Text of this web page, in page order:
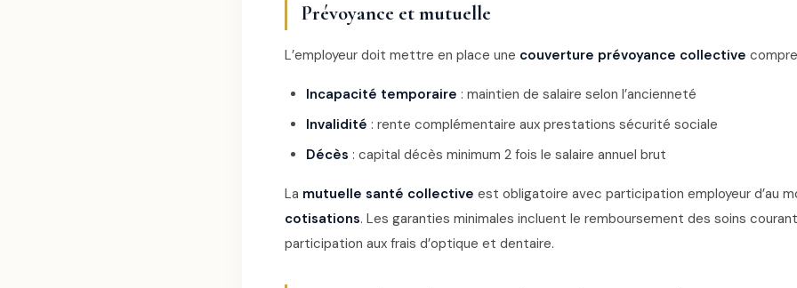
Prévoyance et mutuelle
L’employeur doit mettre en place une couverture prévoyance collective
Incapacité temporaire : maintien de salaire selon l’ancienneté
Invalidité : rente complémentaire aux prestations sécurité sociale
Décès : capital décès minimum 2 fois le salaire annuel brut
La mutuelle santé collective est obligatoire avec participation employeur d’au
cotisations. Les garanties minimales incluent le remboursement des soins
participation aux frais d’optique et dentaire.